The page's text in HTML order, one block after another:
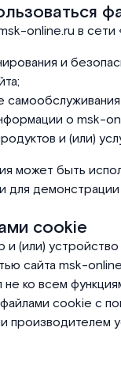
online.ru в сети
и
о msk-
и (или)
может быть
для
cookie
(или)
сайта msk-
ко всем
файлами cookie с
производителем